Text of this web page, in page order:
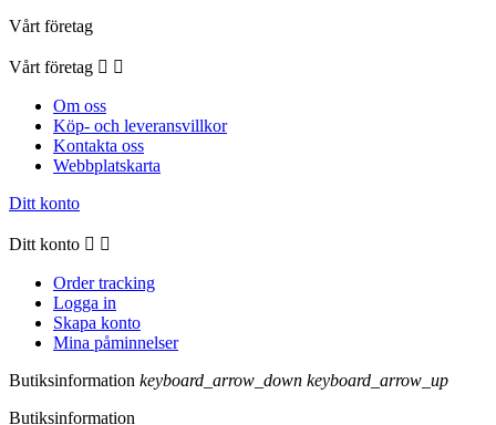
Vårt företag
Vårt företag  
Om oss
Köp- och leveransvillkor
Kontakta oss
Webbplatskarta
Ditt konto
Ditt konto  
Order tracking
Logga in
Skapa konto
Mina påminnelser
Butiksinformation keyboard_arrow_down keyboard_arrow_up
Butiksinformation